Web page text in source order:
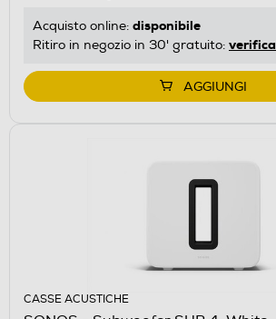
Acquisto online: disponibile
Ritiro in negozio in 30' gratuito: verifica
AGGIUNGI
CASSE ACUSTICHE